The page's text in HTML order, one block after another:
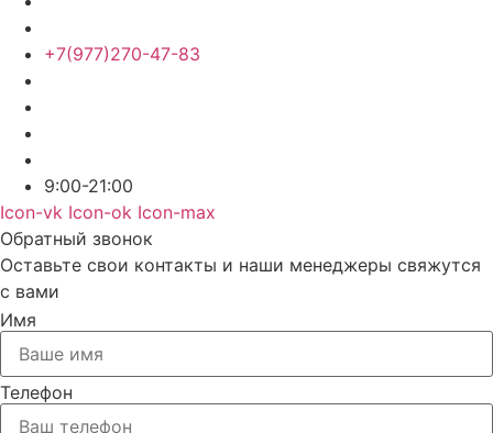
+7(977)270-47-83
9:00-21:00
Icon-vk Icon-ok Icon-max
Обратный звонок
Оставьте свои контакты и наши менеджеры свяжутся
с вами
Имя
Телефон